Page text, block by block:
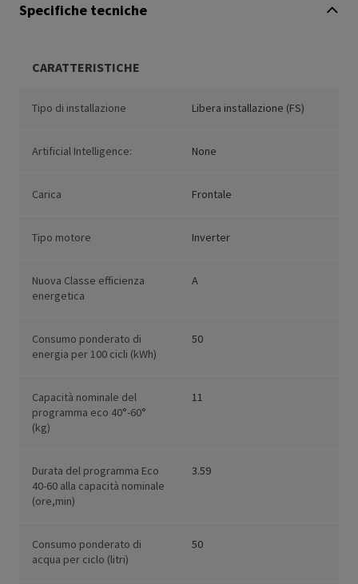
Specifiche tecniche
CARATTERISTICHE
Tipo di installazione Libera installazione (FS)
Artificial Intelligence: None
Carica Frontale
Tipo motore Inverter
Nuova Classe efficienza
energetica
A
Consumo ponderato di
energia per 100 cicli (kWh)
50
Capacità nominale del
programma eco 40°-60°
(kg)
11
Durata del programma Eco
40-60 alla capacità nominale
(ore,min)
3.59
Consumo ponderato di
acqua per ciclo (litri)
50